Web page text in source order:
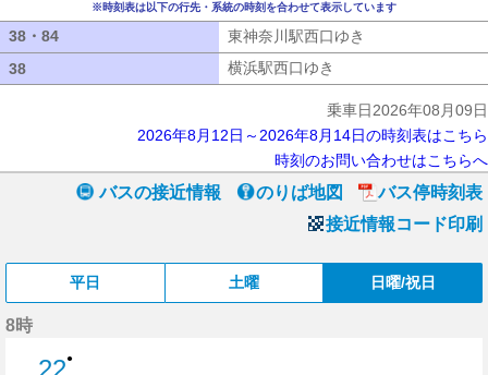
※時刻表は以下の行先・系統の時刻を合わせて表示しています
38・84 東神奈川駅西口ゆき
38
横浜駅西口ゆき
乗車日2026年08月09日
2026年8月12日～2026年8月14日の時刻表はこちら
時刻のお問い合わせはこちらへ
バスの接近情報 のりば地図
バス停時刻表
接近情報コード印刷
平日 土曜 日曜/祝日
8時
22●